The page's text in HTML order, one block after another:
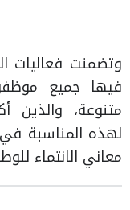
وتضمنت فعاليات
فيها جميع موظفو
متنوعة، والذين
لهذه المناسبة
معاني الانتماء